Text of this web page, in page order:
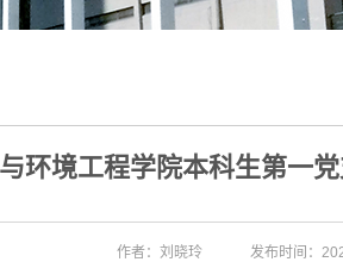
环境工程学院本科生第一
作者：刘晓玲 发布时间：